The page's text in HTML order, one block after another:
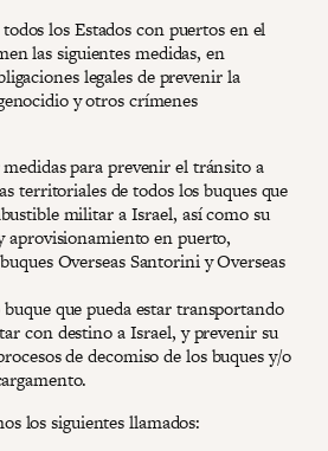
los Estados con puertos en el
las siguientes medidas, en
legales de prevenir la
y otros crímenes
para prevenir el tránsito a
territoriales de todos los buques que
militar a Israel, así como su
aprovisionamiento en puerto,
Overseas Santorini y Overseas
que pueda estar transportando
con destino a Israel, y prevenir su
de decomiso de los buques y/o
los siguientes llamados: